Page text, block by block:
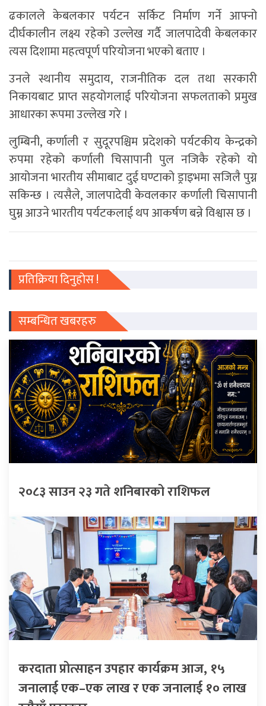
ढकालले केबलकार पर्यटन सर्किट निर्माण गर्ने आफ्नो
दीर्घकालीन लक्ष्य रहेको उल्लेख गर्दै जालपादेवी केबलकार
त्यस दिशामा महत्वपूर्ण परियोजना भएको बताए ।
उनले स्थानीय समुदाय, राजनीतिक दल तथा सरकारी
निकायबाट प्राप्त सहयोगलाई परियोजना सफलताको प्रमुख
आधारका रूपमा उल्लेख गरे ।
लुम्बिनी, कर्णाली र सुदूरपश्चिम प्रदेशको पर्यटकीय केन्द्रको
रुपमा रहेको कर्णाली चिसापानी पुल नजिकै रहेको यो
आयोजना भारतीय सीमाबाट दुई घण्टाको ड्राइभमा सजिलै पुग्न
सकिन्छ । त्यसैले, जालपादेवी केवलकार कर्णाली चिसापानी
घुम्न आउने भारतीय पर्यटकलाई थप आकर्षण बन्ने विश्वास छ ।
प्रतिक्रिया दिनुहोस !
सम्बन्धित खबरहरु
२०८३ साउन २३ गते शनिबारको राशिफल
करदाता प्रोत्साहन उपहार कार्यक्रम आज, १५
जनालाई एक–एक लाख र एक जनालाई १० लाख